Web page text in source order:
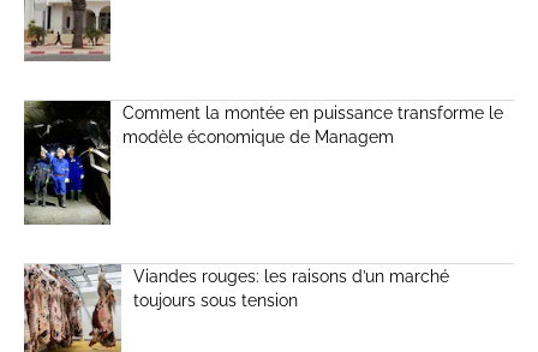
Comment la montée en puissance transforme le
modèle économique de Managem
Viandes rouges: les raisons d’un marché
toujours sous tension